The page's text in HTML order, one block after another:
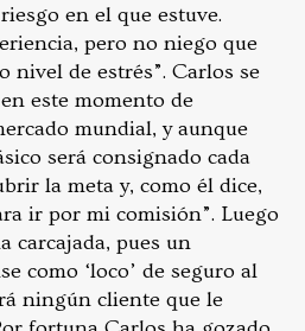
en el que estuve.
pero no niego que
nivel de estrés”. Carlos se
este momento de
mundial, y aunque
será consignado cada
la meta y, como él dice,
ir por mi comisión”. Luego
carcajada, pues un
como ‘loco’ de seguro al
ningún cliente que le